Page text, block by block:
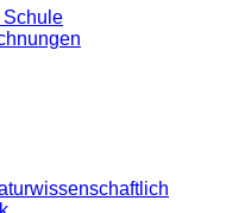
Schule